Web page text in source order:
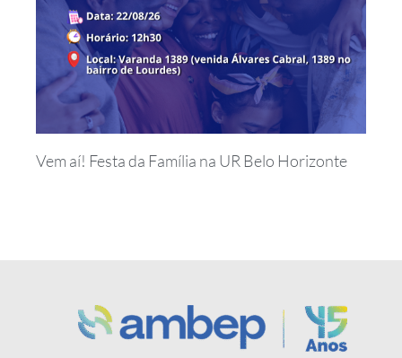
Vem aí! Festa da Família na UR Belo Horizonte